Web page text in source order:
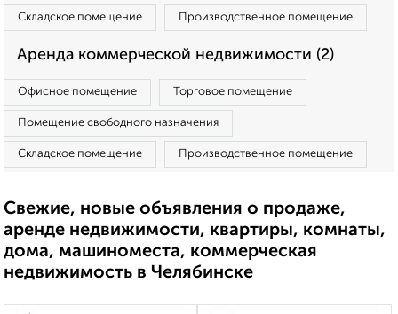
Складское помещение Производственное помещение
Аренда коммерческой недвижимости (2)
Офисное помещение Торговое помещение
Помещение свободного назначения
Складское помещение Производственное помещение
Свежие, новые объявления о продаже,
аренде недвижимости, квартиры, комнаты,
дома, машиноместа, коммерческая
недвижимость в Челябинске